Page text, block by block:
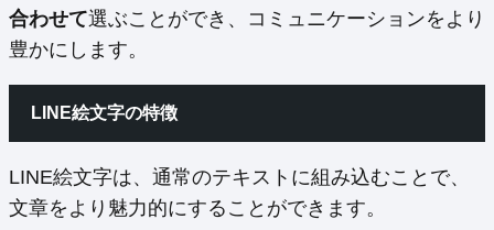
合わせて選ぶことができ、コミュニケーションをより
豊かにします。
LINE絵文字の特徴
LINE絵文字は、通常のテキストに組み込むことで、
文章をより魅力的にすることができます。